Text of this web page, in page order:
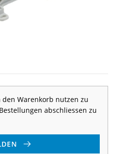
Warenkorb nutzen zu
abschliessen zu